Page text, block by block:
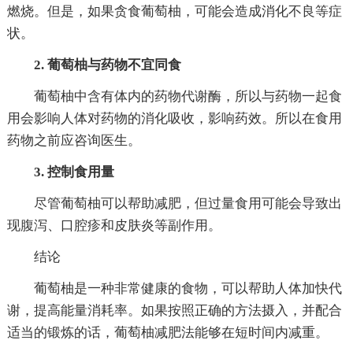
燃烧。但是，如果贪食葡萄柚，可能会造成消化不良等症
状。
2. 葡萄柚与药物不宜同食
葡萄柚中含有体内的药物代谢酶，所以与药物一起食
用会影响人体对药物的消化吸收，影响药效。所以在食用
药物之前应咨询医生。
3. 控制食用量
尽管葡萄柚可以帮助减肥，但过量食用可能会导致出
现腹泻、口腔疹和皮肤炎等副作用。
结论
葡萄柚是一种非常健康的食物，可以帮助人体加快代
谢，提高能量消耗率。如果按照正确的方法摄入，并配合
适当的锻炼的话，葡萄柚减肥法能够在短时间内减重。